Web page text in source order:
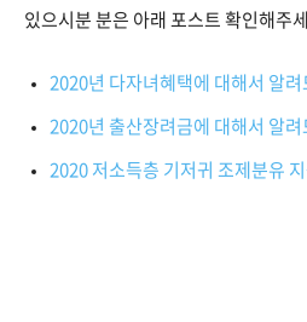
있으시분 분은 아래 포스트 확인해주
2020년 다자녀혜택에 대해서 알
2020년 출산장려금에 대해서 알려
2020 저소득층 기저귀 조제분유